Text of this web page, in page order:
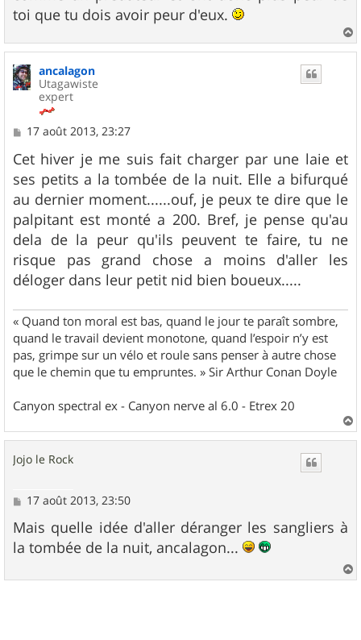
toi que tu dois avoir peur d'eux.
a
ancalagon
Utagawiste
expert
M
s
s
a
g
e
17 août 2013, 23:27
Cet hiver je me suis fait charger par une laie et
ses petits a la tombée de la nuit. Elle a bifurqué
au dernier moment......ouf, je peux te dire que le
palpitant est monté a 200. Bref, je pense qu'au
dela de la peur qu'ils peuvent te faire, tu ne
risque pas grand chose a moins d'aller les
déloger dans leur petit nid bien boueux.....
« Quand ton moral est bas, quand le jour te paraît sombre,
quand le travail devient monotone, quand l’espoir n’y est
pas, grimpe sur un vélo et roule sans penser à autre chose
que le chemin que tu empruntes. » Sir Arthur Conan Doyle
Canyon spectral ex - Canyon nerve al 6.0 - Etrex 20
a
Jojo le Rock
M
s
s
a
e
17 août 2013, 23:50
Mais quelle idée d'aller déranger les sangliers à
la tombée de la nuit, ancalagon...
a